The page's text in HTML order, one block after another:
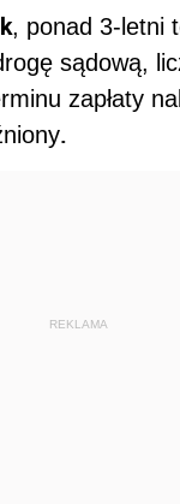
, ponad 3-letni
sądową,
zapłaty
.
REKLAMA